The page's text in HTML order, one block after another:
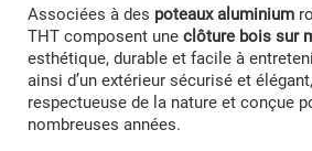
Associées à des poteaux aluminium
THT composent une clôture bois sur
esthétique, durable et facile à
ainsi d’un extérieur sécurisé et
respectueuse de la nature et conçue
nombreuses années.